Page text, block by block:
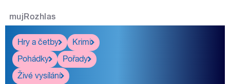
mujRozhlas
Hry a četby
Krimi
Pohádky
Pořady
Živé vysílání